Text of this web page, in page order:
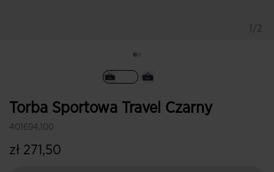
Torba Sportowa Travel Czarny
401694.100
zł 271,50